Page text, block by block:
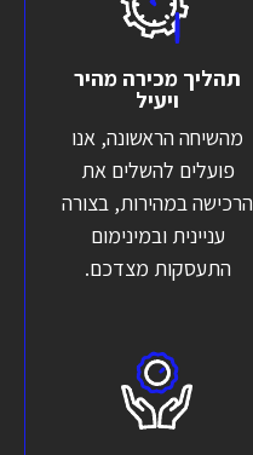
תהליך מכירה מהיר
ויעיל
מהשיחה הראשונה, אנו
פועלים להשלים את
הרכישה במהירות, בצורה
עניינית ובמינימום
התעסקות מצדכם.